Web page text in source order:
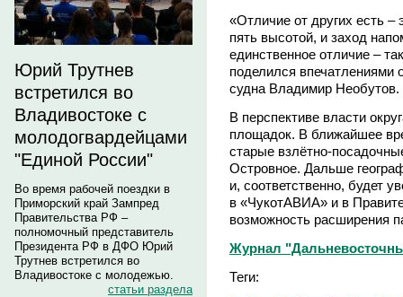
Юрий Трутнев
встретился во
Владивостоке с
молодогвардейцами
"Единой России"
Во время рабочей поездки в
Приморский край Зампред
Правительства РФ –
полномочный представитель
Президента РФ в ДФО Юрий
Трутнев встретился во
Владивостоке с молодежью.
статьи раздела
«Отличие от других есть –
пять высотой, и заход
единственное отличие –
поделился впечатлениями
судна Владимир Необутов.
В перспективе власти
площадок. В ближайшее
старые взлётно-
Островное. Дальше
и, соответственно, будет
в «ЧукотАВИА» и в
возможность расширения
Журнал
Теги: